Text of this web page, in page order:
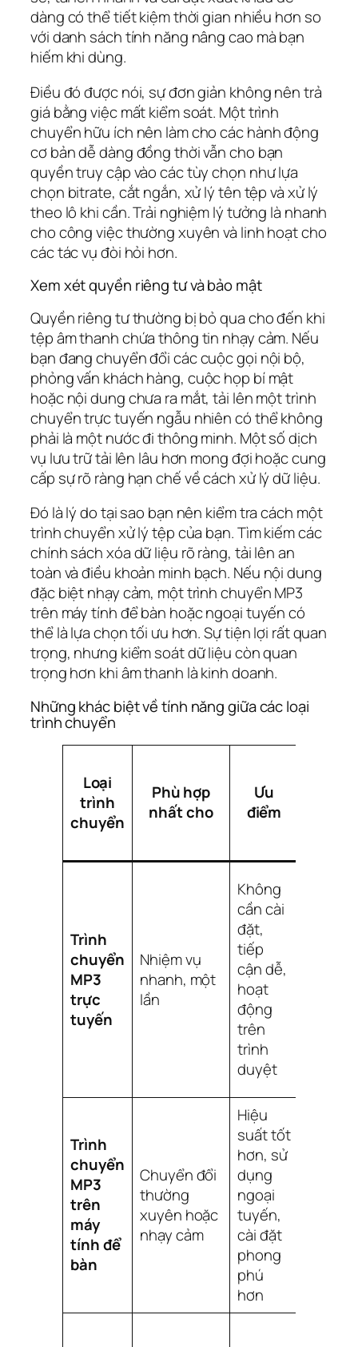
dàng có thể tiết kiệm thời gian nhiều hơn so
với danh sách tính năng nâng cao mà bạn
hiếm khi dùng.
Điều đó được nói, sự đơn giản không nên trả
giá bằng việc mất kiểm soát. Một trình
chuyển hữu ích nên làm cho các hành động
cơ bản dễ dàng đồng thời vẫn cho bạn
quyền truy cập vào các tùy chọn như lựa
chọn bitrate, cắt ngắn, xử lý tên tệp và xử lý
theo lô khi cần. Trải nghiệm lý tưởng là nhanh
cho công việc thường xuyên và linh hoạt cho
các tác vụ đòi hỏi hơn.
Xem xét quyền riêng tư và bảo mật
Quyền riêng tư thường bị bỏ qua cho đến khi
tệp âm thanh chứa thông tin nhạy cảm. Nếu
bạn đang chuyển đổi các cuộc gọi nội bộ,
phỏng vấn khách hàng, cuộc họp bí mật
hoặc nội dung chưa ra mắt, tải lên một trình
chuyển trực tuyến ngẫu nhiên có thể không
phải là một nước đi thông minh. Một số dịch
vụ lưu trữ tải lên lâu hơn mong đợi hoặc cung
cấp sự rõ ràng hạn chế về cách xử lý dữ liệu.
Đó là lý do tại sao bạn nên kiểm tra cách một
trình chuyển xử lý tệp của bạn. Tìm kiếm các
chính sách xóa dữ liệu rõ ràng, tải lên an
toàn và điều khoản minh bạch. Nếu nội dung
đặc biệt nhạy cảm, một trình chuyển MP3
trên máy tính để bàn hoặc ngoại tuyến có
thể là lựa chọn tối ưu hơn. Sự tiện lợi rất quan
trọng, nhưng kiểm soát dữ liệu còn quan
trọng hơn khi âm thanh là kinh doanh.
Những khác biệt về tính năng giữa các loại
trình chuyển
Loại
trình
chuyển
Phù hợp
nhất cho
Ưu
điểm
Trình
chuyển
MP3
trực
tuyến
Nhiệm vụ
nhanh, một
lần
Không
cần cài
đặt,
tiếp
cận dễ,
hoạt
động
trên
trình
duyệt
Trình
chuyển
MP3
trên
máy
tính để
bàn
Chuyển đổi
thường
xuyên hoặc
nhạy cảm
Hiệu
suất tốt
hơn, sử
dụng
ngoại
tuyến,
cài đặt
phong
phú
hơn